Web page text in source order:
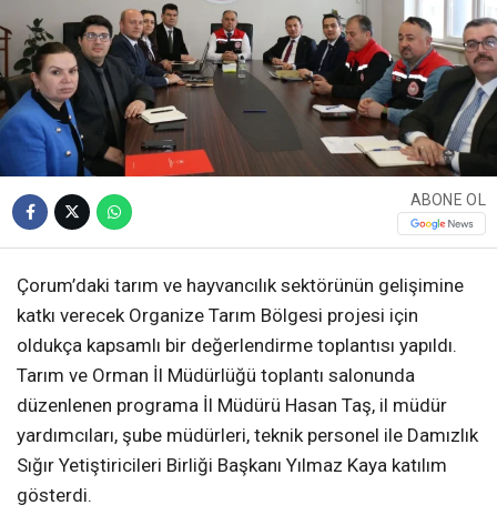
ABONE OL
Çorum’daki tarım ve hayvancılık sektörünün gelişimine
katkı verecek Organize Tarım Bölgesi projesi için
oldukça kapsamlı bir değerlendirme toplantısı yapıldı.
Tarım ve Orman İl Müdürlüğü toplantı salonunda
düzenlenen programa İl Müdürü Hasan Taş, il müdür
yardımcıları, şube müdürleri, teknik personel ile Damızlık
Sığır Yetiştiricileri Birliği Başkanı Yılmaz Kaya katılım
gösterdi.